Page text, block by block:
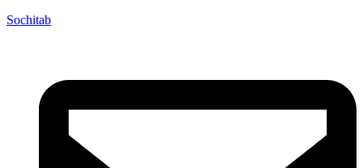
Sochitab